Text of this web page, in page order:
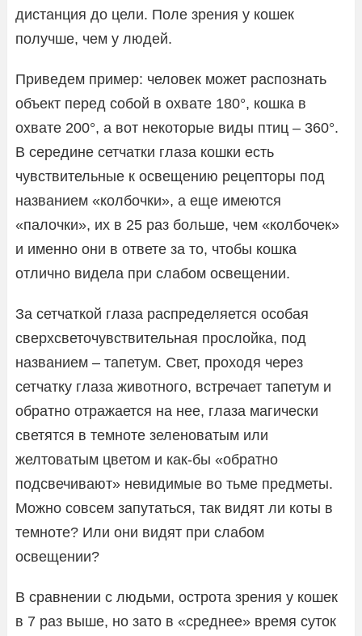
дистанция до цели. Поле зрения у кошек
получше, чем у людей.
Приведем пример: человек может распознать
объект перед собой в охвате 180°, кошка в
охвате 200°, а вот некоторые виды птиц – 360°.
В середине сетчатки глаза кошки есть
чувствительные к освещению рецепторы под
названием «колбочки», а еще имеются
«палочки», их в 25 раз больше, чем «колбочек»
и именно они в ответе за то, чтобы кошка
отлично видела при слабом освещении.
За сетчаткой глаза распределяется особая
сверхсветочувствительная прослойка, под
названием – тапетум. Свет, проходя через
сетчатку глаза животного, встречает тапетум и
обратно отражается на нее, глаза магически
светятся в темноте зеленоватым или
желтоватым цветом и как-бы «обратно
подсвечивают» невидимые во тьме предметы.
Можно совсем запутаться, так видят ли коты в
темноте? Или они видят при слабом
освещении?
В сравнении с людьми, острота зрения у кошек
в 7 раз выше, но зато в «среднее» время суток